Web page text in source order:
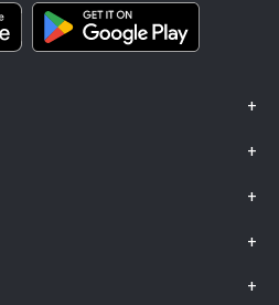
+
+
+
+
+